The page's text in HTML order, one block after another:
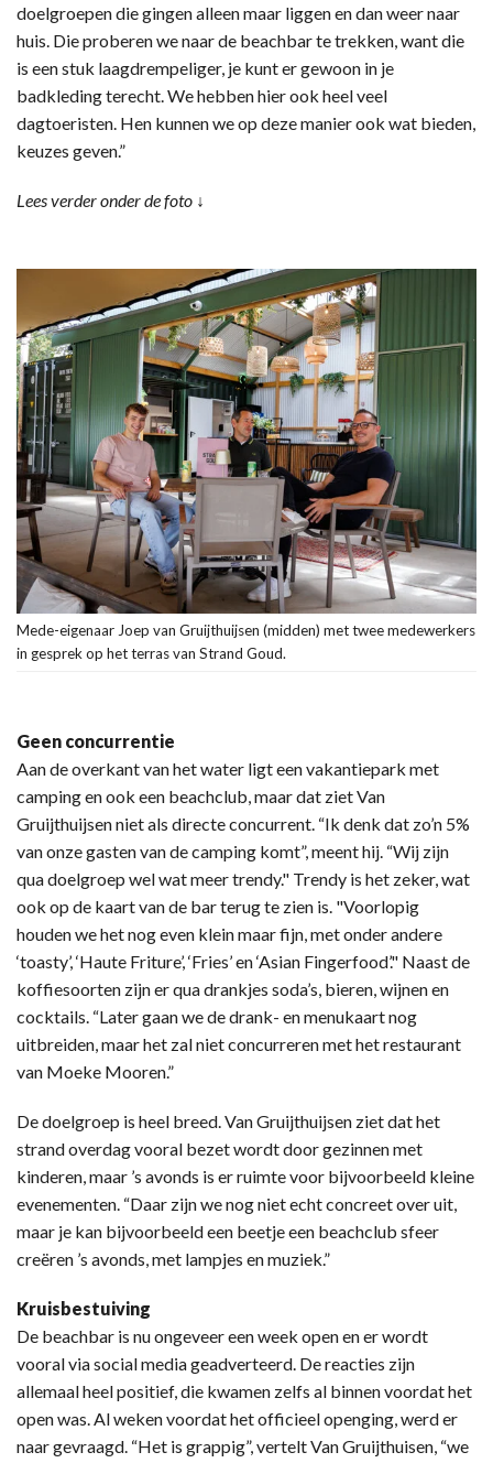
doelgroepen die gingen alleen maar liggen en dan weer naar
huis. Die proberen we naar de beachbar te trekken, want die
is een stuk laagdrempeliger, je kunt er gewoon in je
badkleding terecht. We hebben hier ook heel veel
dagtoeristen. Hen kunnen we op deze manier ook wat bieden,
keuzes geven.”
Lees verder onder de foto ↓
Mede-eigenaar Joep van Gruijthuijsen (midden) met twee medewerkers
in gesprek op het terras van Strand Goud.
Geen concurrentie
Aan de overkant van het water ligt een vakantiepark met
camping en ook een beachclub, maar dat ziet Van
Gruijthuijsen niet als directe concurrent. “Ik denk dat zo’n 5%
van onze gasten van de camping komt”, meent hij. “Wij zijn
qua doelgroep wel wat meer trendy." Trendy is het zeker, wat
ook op de kaart van de bar terug te zien is. "Voorlopig
houden we het nog even klein maar fijn, met onder andere
‘toasty’, ‘Haute Friture’, ‘Fries’ en ‘Asian Fingerfood’." Naast de
koffiesoorten zijn er qua drankjes soda’s, bieren, wijnen en
cocktails. “Later gaan we de drank- en menukaart nog
uitbreiden, maar het zal niet concurreren met het restaurant
van Moeke Mooren.”
De doelgroep is heel breed. Van Gruijthuijsen ziet dat het
strand overdag vooral bezet wordt door gezinnen met
kinderen, maar ’s avonds is er ruimte voor bijvoorbeeld kleine
evenementen. “Daar zijn we nog niet echt concreet over uit,
maar je kan bijvoorbeeld een beetje een beachclub sfeer
creëren ’s avonds, met lampjes en muziek.”
Kruisbestuiving
De beachbar is nu ongeveer een week open en er wordt
vooral via social media geadverteerd. De reacties zijn
allemaal heel positief, die kwamen zelfs al binnen voordat het
open was. Al weken voordat het officieel openging, werd er
naar gevraagd. “Het is grappig”, vertelt Van Gruijthuisen, “we